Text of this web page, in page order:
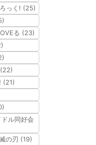
っく! (25)
る (23)
(21)
ル同好会
の刃 (19)